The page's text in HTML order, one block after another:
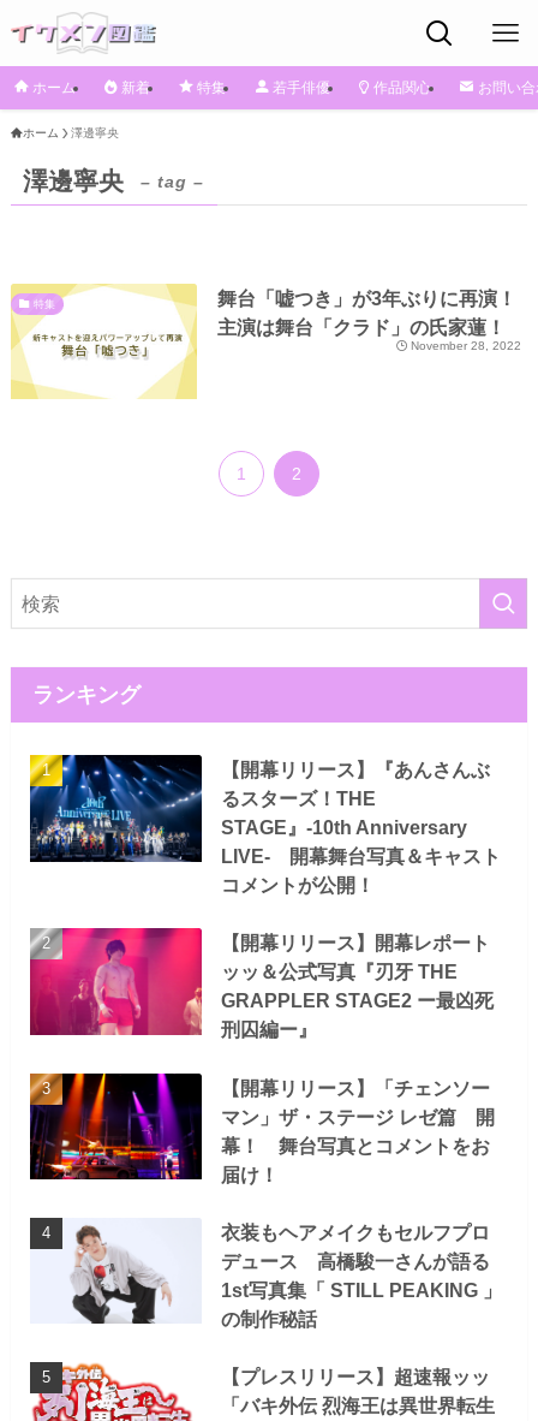
ホーム 新着 特集 若手俳優 作品関心 お問い
ホーム 澤邊寧央
澤邊寧央 – tag –
特集
舞台「嘘つき」が3年ぶりに再演！
主演は舞台「クラド」の氏家蓮！
November 28, 2022
1 2
ランキング
【開幕リリース】『あんさんぶ
るスターズ！THE
STAGE』-10th Anniversary
LIVE- 開幕舞台写真＆キャスト
コメントが公開！
【開幕リリース】開幕レポート
ッッ＆公式写真『刃牙 THE
GRAPPLER STAGE2 ー最凶死
刑囚編ー』
【開幕リリース】「チェンソー
マン」ザ・ステージ レゼ篇 開
幕！ 舞台写真とコメントをお
届け！
衣装もヘアメイクもセルフプロ
デュース 高橋駿一さんが語る
1st写真集「 STILL PEAKING 」
の制作秘話
【プレスリリース】超速報ッッ
「バキ外伝 烈海王は異世界転生